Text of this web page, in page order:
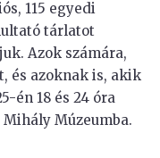
115 egyedi
tárlatot
Azok számára,
és azoknak is, akik
én 18 és 24 óra
Múzeumba.